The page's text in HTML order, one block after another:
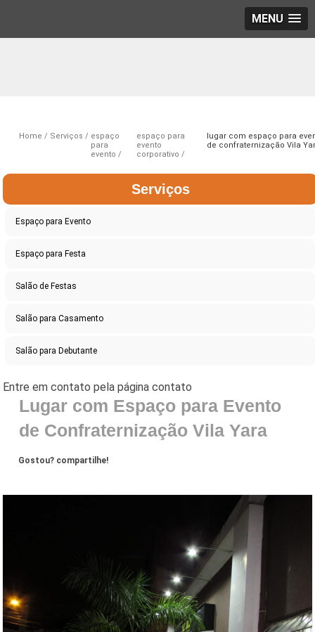
MENU
Home Serviços
espaço
para
evento
espaço para
evento
corporativo
lugar com espaço para
de confraternização Vila
Serviços
Espaço para Evento
Espaço para Festa
Salão de Festas
Salão para Casamento
Salão para Debutante
Lugar com Espaço para Evento
de Confraternização Vila Yara
Gostou? compartilhe!